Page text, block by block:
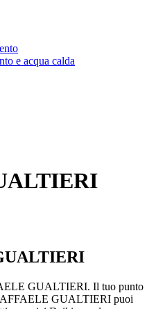
e acqua calda
GUALTIERI. Il tuo punto
GUALTIERI puoi